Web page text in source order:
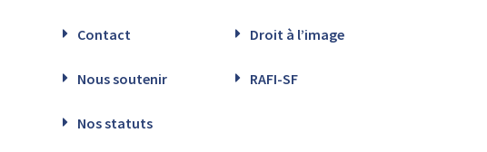
Contact Droit à l’image
Nous soutenir RAFI-SF
Nos statuts